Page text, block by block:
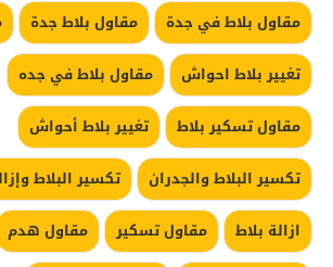
مقاول بلاط في جدة
مقاول بلاط جدة
تغيير بلاط احواش
مقاول بلاط في جده
مقاول تسكير بلاط
تغيير بلاط أحواش
تكسير البلاط والجدران
تكسير البلاط
ازالة بلاط
مقاول تسكير
مقاول هدم